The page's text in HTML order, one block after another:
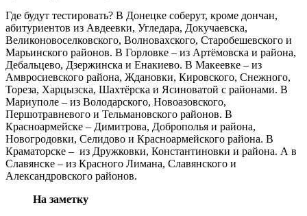
Где будут тестировать? В Донецке соберут, кроме дончан,
абитуриентов из Авдеевки, Угледара, Докучаевска,
Великоновоселковского, Волновахского, Старобешевского и
Марьинского районов. В Горловке – из Артёмовска и района,
Дебальцево, Дзержинска и Енакиево. В Макеевке – из
Амвросиевского района, Ждановки, Кировского, Снежного,
Тореза, Харцызска, Шахтёрска и Ясиноватой с районами. В
Мариуполе – из Володарского, Новоазовского,
Першотравневого и Тельмановского районов. В
Красноармейске – Димитрова, Доброполья и района,
Новогродовки, Селидово и Красноармейского района. В
Краматорске – из Дружковки, Константиновки и района. А в
Славянске – из Красного Лимана, Славянского и
Александровского районов.
На заметку